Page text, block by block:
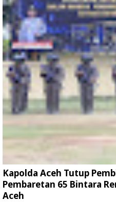
Kapolda Aceh Tutup
Pembaretan 65 Bintara
Aceh